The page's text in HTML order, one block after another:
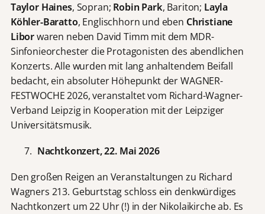
Taylor Haines, Sopran; Robin Park, Bariton; Layla
Köhler-Baratto, Englischhorn und eben Christiane
Liborwaren neben David Timm mit dem MDR-
Sinfonieorchester die Protagonisten des abendlichen
Konzerts. Alle wurden mit lang anhaltendem Beifall
bedacht, ein absoluter Höhepunkt der WAGNER-
FESTWOCHE 2026, veranstaltet vom Richard-Wagner-
Verband Leipzig in Kooperation mit der Leipziger
Universitätsmusik.
Nachtkonzert, 22. Mai 2026
Den großen Reigen an Veranstaltungen zu Richard
Wagners 213. Geburtstag schloss ein denkwürdiges
Nachtkonzert um 22 Uhr (!) in der Nikolaikirche ab. Es